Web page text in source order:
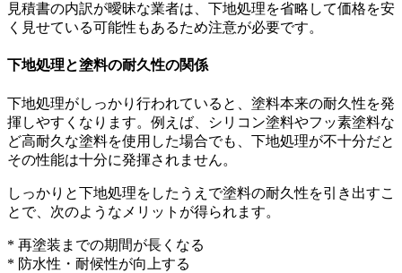
見積書の内訳が曖昧な業者は、下地処理を省略して価格を安
く見せている可能性もあるため注意が必要です。
下地処理と塗料の耐久性の関係
下地処理がしっかり行われていると、塗料本来の耐久性を発
揮しやすくなります。例えば、シリコン塗料やフッ素塗料な
ど高耐久な塗料を使用した場合でも、下地処理が不十分だと
その性能は十分に発揮されません。
しっかりと下地処理をしたうえで塗料の耐久性を引き出すこ
とで、次のようなメリットが得られます。
* 再塗装までの期間が長くなる
* 防水性・耐候性が向上する